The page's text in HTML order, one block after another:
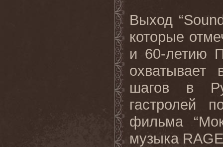
Выход
которые
и 60-летию
шагов в
гастролей
фильма
музыка